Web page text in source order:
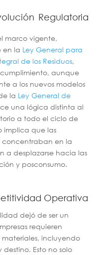
Regulatoria
marco vigente,
en la Ley General para
de los Residuos,
aunque
a los nuevos modelos
la Ley General de
una lógica distinta al
a todo el ciclo de
implica que las
concentraban en la
a desplazarse hacia las
y posconsumo.
Operativa
dejó de ser un
requieren
incluyendo
Esto no solo